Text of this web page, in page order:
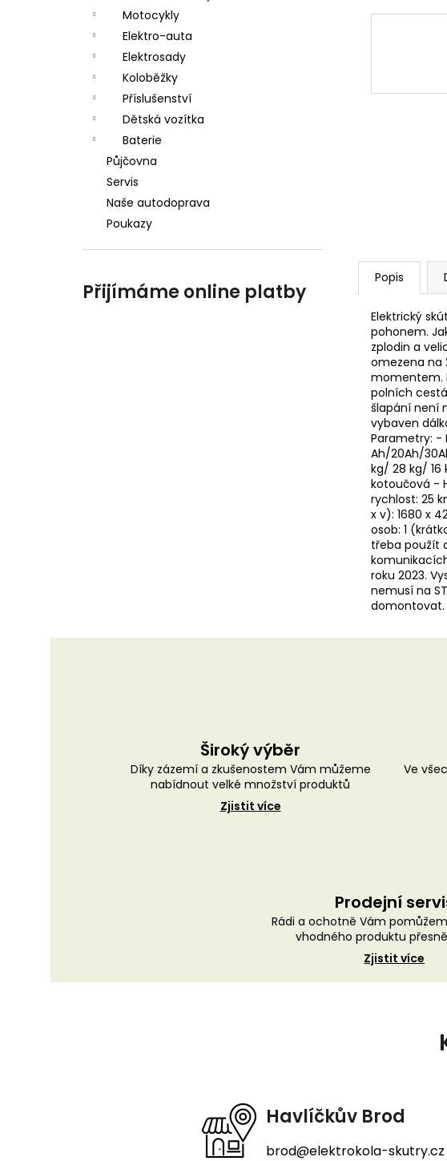
Motocykly
Elektro-auta
Elektrosady
Koloběžky
Příslušenství
Dětská vozítka
Baterie
Půjčovna
Servis
Naše autodoprava
Poukazy
Přijímáme online platby
Popis
Elektrický
pohonem.
zplodin a
omezena na
momentem.
polních
šlapání není
vybaven
Parametry: -
Ah/20Ah/
kg/ 28 kg/
kotoučová -
rychlost: 25
x v): 1680 x
osob: 1
třeba použít
roku 2023.
nemusí na
domontovat.
Široký výběr
Díky zázemí a zkušenostem Vám můžeme
nabídnout velké množství produktů
Zjistit více
Ve
Prodejní
Rádi a ochotně Vám
vhodného produktu
Zjistit více
Havlíčkův Brod
brod@elektrokola-skutry.cz